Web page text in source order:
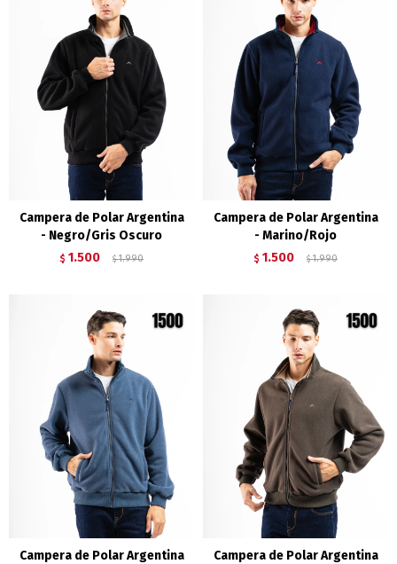
Campera de Polar Argentina
- Negro/Gris Oscuro
$ 1.500 $ 1.990
Campera de Polar Argentina
- Marino/Rojo
$ 1.500 $ 1.990
Campera de Polar Argentina
Campera de Polar Argentina